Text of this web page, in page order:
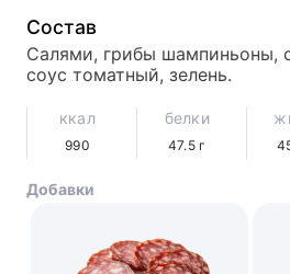
Состав
Салями, грибы шампиньоны,
соус томатный, зелень.
ккал
990
белки
47.5г
Добавки